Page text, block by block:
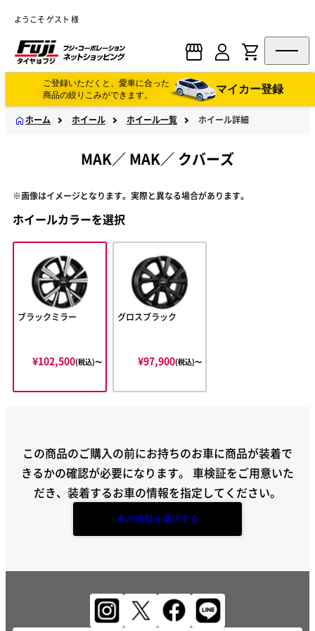
ようこそ ゲスト 様
ご登録いただくと、愛車に合った
商品の絞りこみができます。
マイカー登録
ホーム ホイール ホイール一覧 ホイール詳細
MAK／ MAK／ クバーズ
※画像はイメージとなります。実際と異なる場合があります。
ホイールカラーを選択
ブラックミラー
¥102,500(税込)〜
グロスブラック
¥97,900(税込)〜
この商品のご購入の前にお持ちのお車に商品が装着で
きるかの確認が必要になります。 車検証をご用意いた
だき、装着するお車の情報を指定してください。
車の情報を選択する